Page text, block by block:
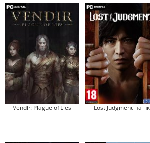
Vendir: Plague of Lies Lost Judgment на пк